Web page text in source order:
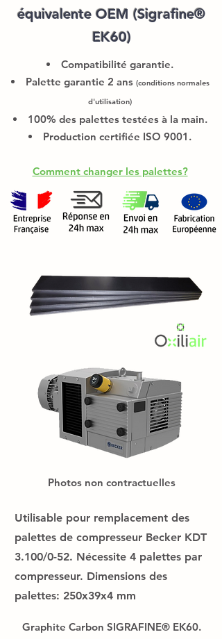
équivalente OEM (Sigrafine®
EK60)
Compatibilité garantie.
Palette garantie 2 ans (conditions normales
d'utilisation)
100% des palettes testées à la main.
Production certifiée ISO 9001.
Comment changer les palettes?
Photos non contractuelles
Utilisable pour remplacement des
palettes de compresseur Becker KDT
3.100/0-52. Nécessite 4 palettes par
compresseur. Dimensions des
palettes: 250x39x4 mm
Graphite Carbon SIGRAFINE® EK60.